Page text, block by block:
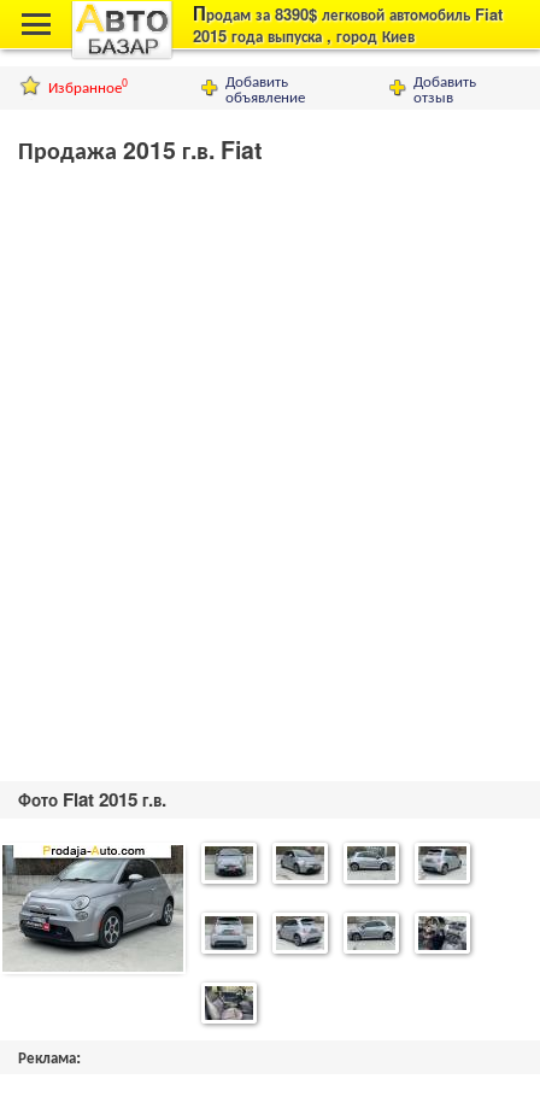
Продам за 8390$ легковой автомобиль Fiat
2015 года выпуска , город Киев
Добавить
отзыв
Добавить
объявление
Избранное0
Продажа 2015 г.в. Fiat
Фото Fiat 2015 г.в.
Реклама: